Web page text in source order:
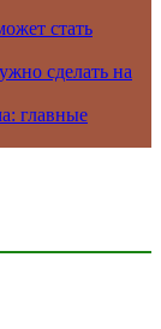
стать
сделать на
главные